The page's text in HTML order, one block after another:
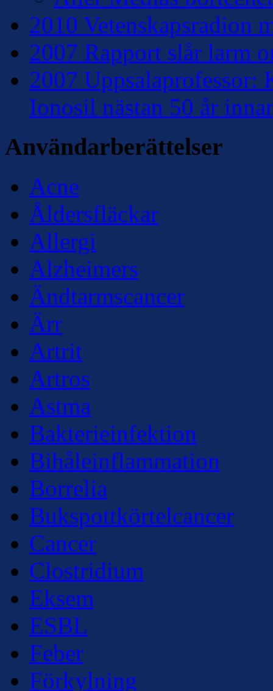
2010 Vetenskapsradion
2007 Rapport slår larm
2007 Uppsalaprofessor:
Ionosil nästan 50 år
Användarberättelser
Acne
Åldersfläckar
Allergi
Alzheimers
Ändtarmscancer
Ärr
Artrit
Artros
Astma
Bakterieinfektion
Bihåleinflammation
Borrelia
Bukspottkörtelcancer
Cancer
Clostridium
Eksem
ESBL
Feber
Förkylning